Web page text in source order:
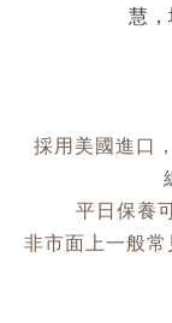
慧
採用美國進口
平日保養
非市面上一般